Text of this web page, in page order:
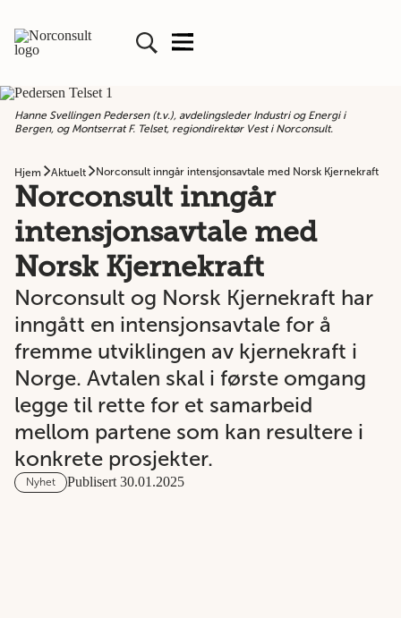
Hanne Svellingen Pedersen (t.v.), avdelingsleder Industri og Energi i
Bergen, og Montserrat F. Telset, regiondirektør Vest i Norconsult.
Hjem Aktuelt Norconsult inngår intensjonsavtale med Norsk Kjernekraft
Norconsult inngår
intensjonsavtale med
Norsk Kjernekraft
Norconsult og Norsk Kjernekraft har
inngått en intensjonsavtale for å
fremme utviklingen av kjernekraft i
Norge. Avtalen skal i første omgang
legge til rette for et samarbeid
mellom partene som kan resultere i
konkrete prosjekter.
Nyhet Publisert 30.01.2025